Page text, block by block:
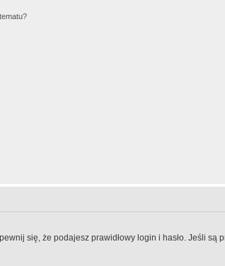
się, że podajesz prawidłowy login i hasło. Jeśli